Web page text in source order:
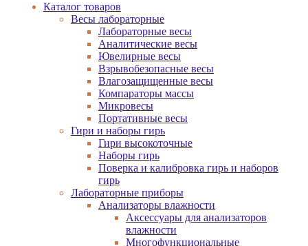
Каталог товаров
Весы лабораторные
Лабораторные весы
Аналитические весы
Ювелирные весы
Взрывобезопасные весы
Влагозащищенные весы
Компараторы массы
Микровесы
Портативные весы
Гири и наборы гирь
Гири высокоточные
Наборы гирь
Поверка и калибровка гирь и наборов
гирь
Лабораторные приборы
Анализаторы влажности
Аксессуары для анализаторов
влажности
Многофункциональные